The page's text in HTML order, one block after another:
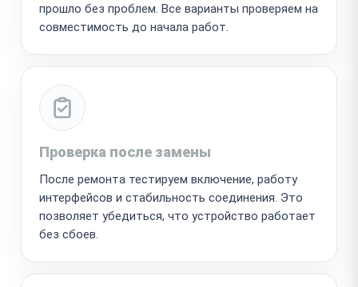
прошло без проблем. Все варианты проверяем на
совместимость до начала работ.
Проверка после замены
После ремонта тестируем включение, работу
интерфейсов и стабильность соединения. Это
позволяет убедиться, что устройство работает
без сбоев.